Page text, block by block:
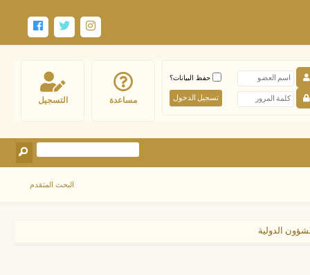
التسجيل مساعدة
حفظ البيانات؟
البحث المتقدم
الدولية